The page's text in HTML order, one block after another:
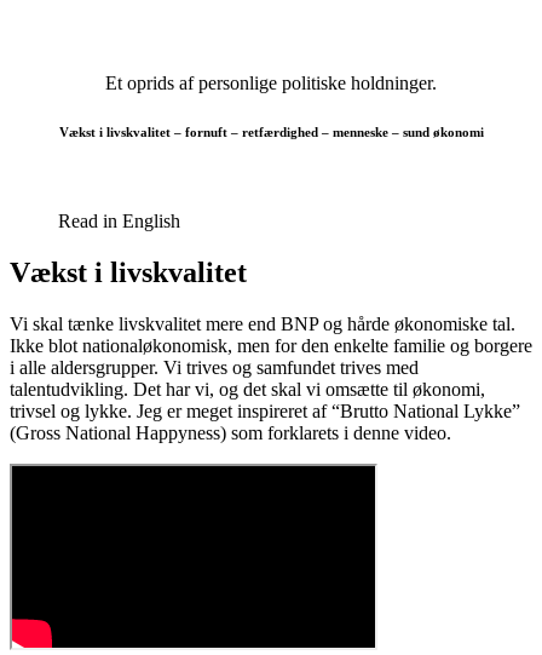
Et oprids af personlige politiske holdninger.
Vækst i livskvalitet – fornuft – retfærdighed – menneske – sund økonomi
Read in English
Vækst i livskvalitet
Vi skal tænke livskvalitet mere end BNP og hårde økonomiske tal.
Ikke blot nationaløkonomisk, men for den enkelte familie og borgere
i alle aldersgrupper. Vi trives og samfundet trives med
talentudvikling. Det har vi, og det skal vi omsætte til økonomi,
trivsel og lykke. Jeg er meget inspireret af “Brutto National Lykke”
(Gross National Happyness) som forklarets i denne video.